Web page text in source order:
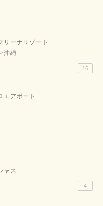
リーナリゾート
沖縄
16
エアポート
ャス
4